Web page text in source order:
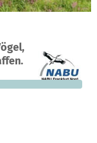
4.645 €
fehlen noch